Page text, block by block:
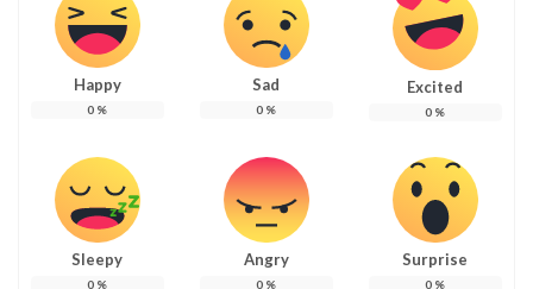
Happy
0 %
Sad
0 %
Excited
0 %
Sleepy
0 %
Angry
0 %
Surprise
0 %